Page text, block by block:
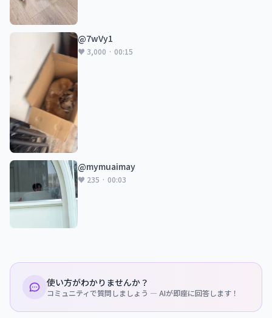
@7wVy1
♥ 3,000 · 00:15
@mymuaimay
♥ 235 · 00:03
使い方がわかりませんか？
コミュニティで質問しましょう — AIが即座に回答します！